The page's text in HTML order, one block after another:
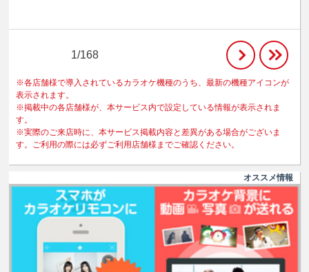
1/168
※各店舗様で導入されているカラオケ機種のうち、最新の機種アイコンが
表示されます。
※掲載中の各店舗様が、本サービス内で設定している情報が表示されま
す。
※実際のご来店時に、本サービス掲載内容と差異がある場合がございま
す。ご利用の際には必ずご利用店舗様までご確認ください。
オススメ情報